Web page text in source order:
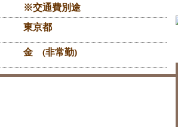
※交通費別途
東京都
金 (非常勤)